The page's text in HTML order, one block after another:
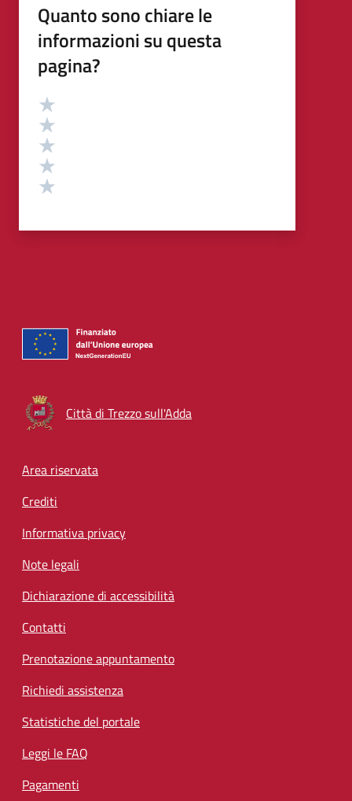
Quanto sono chiare le
informazioni su questa
pagina?
Valutazione
Città di Trezzo sull'Adda
Footer menu
Area riservata
Crediti
Informativa privacy
Note legali
Dichiarazione di accessibilità
Contatti
Prenotazione appuntamento
Richiedi assistenza
Statistiche del portale
Leggi le FAQ
Pagamenti